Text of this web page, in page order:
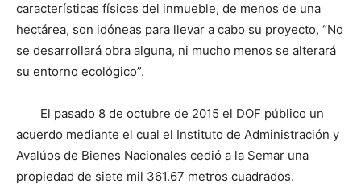
características físicas del inmueble, de menos de una
hectárea, son idóneas para llevar a cabo su proyecto, “No
se desarrollará obra alguna, ni mucho menos se alterará
su entorno ecológico”.
El pasado 8 de octubre de 2015 el DOF público un
acuerdo mediante el cual el Instituto de Administración y
Avalúos de Bienes Nacionales cedió a la Semar una
propiedad de siete mil 361.67 metros cuadrados.